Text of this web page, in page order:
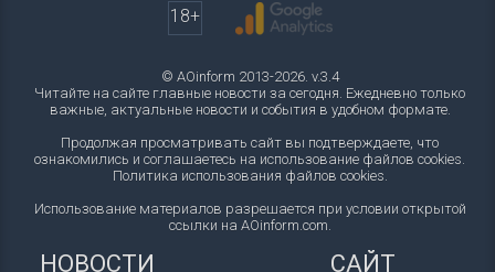
18+
© AOinform 2013-2026. v.3.4
Читайте на сайте главные новости за сегодня. Ежедневно только
важные, актуальные новости и события в удобном формате.
Продолжая просматривать сайт вы подтверждаете, что
ознакомились и соглашаетесь на использование файлов cookies.
Политика использования файлов cookies.
Использование материалов разрешается при условии открытой
ссылки на AOinform.com.
НОВОСТИ САЙТ